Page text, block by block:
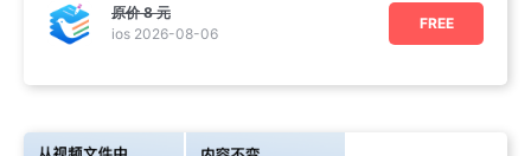
原价8 元
ios 2026-08-06
FREE